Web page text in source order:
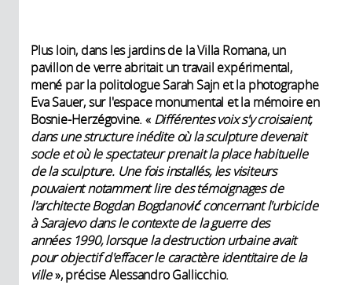
Plus loin, dans les jardins de la Villa Romana, un
pavillon de verre abritait un travail expérimental,
mené par la politologue Sarah Sajn et la photographe
Eva Sauer, sur l'espace monumental et la mémoire en
Bosnie-Herzégovine. « Différentes voix s'y croisaient,
dans une structure inédite où la sculpture devenait
socle et où le spectateur prenait la place habituelle
de la sculpture. Une fois installés, les visiteurs
pouvaient notamment lire des témoignages de
l'architecte Bogdan Bogdanović concernant l'urbicide
à Sarajevo dans le contexte de la guerre des
années 1990, lorsque la destruction urbaine avait
pour objectif d'effacer le caractère identitaire de la
ville», précise Alessandro Gallicchio.